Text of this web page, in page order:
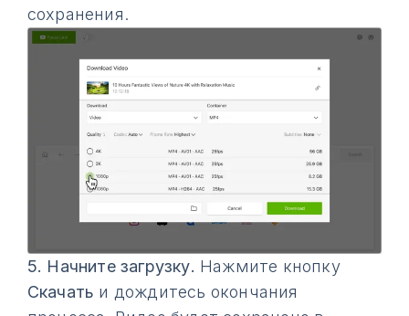
сохранения.
5. Начните загрузку. Нажмите кнопку
Скачать и дождитесь окончания